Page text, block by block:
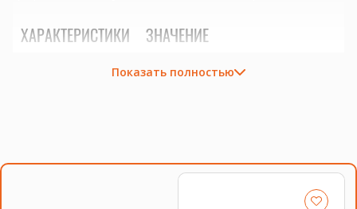
ХАРАКТЕРИСТИКИ ЗНАЧЕНИЕ
Сокет LGA 2011
Показать полностью